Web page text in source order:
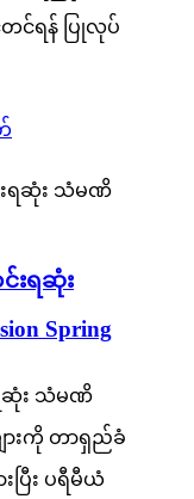
င်ရန် ပြုလုပ်
းရဆုံး
Spring
ဆုံး သံမဏိ
များကို တာရှည်ခံ
ြီး ပရီမီယံ